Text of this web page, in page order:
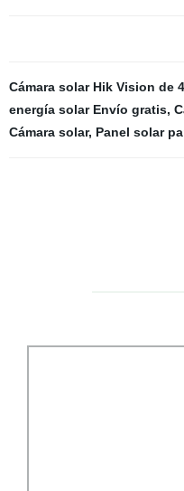
Cámara solar Hik Vision de
energía solar Envío gratis,
Cámara solar, Panel solar